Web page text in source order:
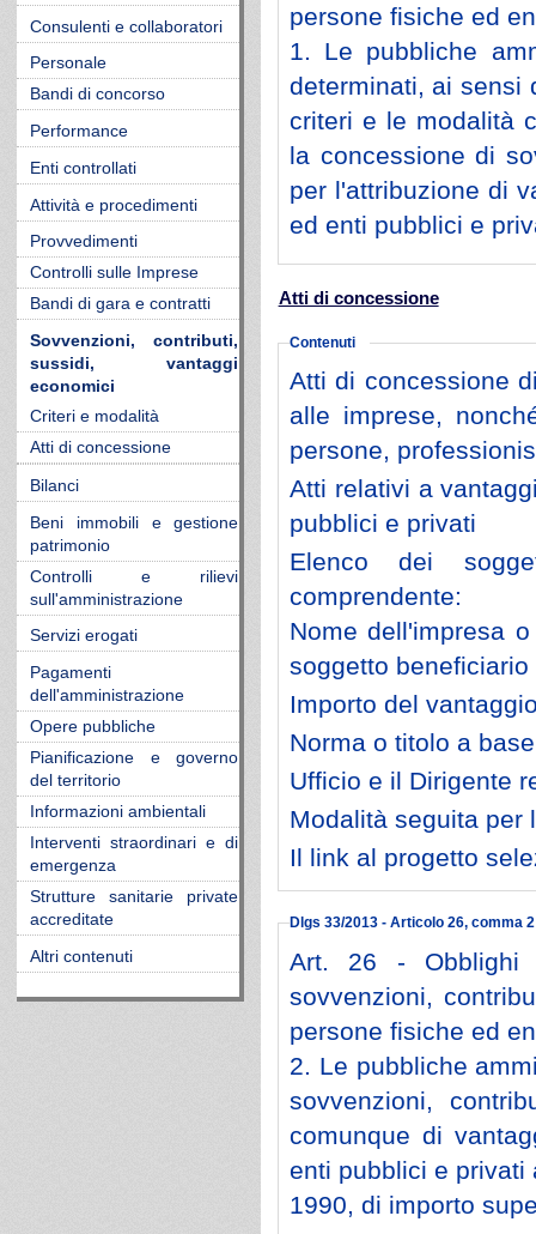
Consulenti e collaboratori
Personale
Bandi di concorso
Performance
Enti controllati
Attività e procedimenti
Provvedimenti
Controlli sulle Imprese
Bandi di gara e contratti
Sovvenzioni, contributi,
sussidi, vantaggi
economici
Criteri e modalità
Atti di concessione
Bilanci
Beni immobili e gestione
patrimonio
Controlli e rilievi
sull'amministrazione
Servizi erogati
Pagamenti
dell'amministrazione
Opere pubbliche
Pianificazione e governo
del territorio
Informazioni ambientali
Interventi straordinari e di
emergenza
Strutture sanitarie private
accreditate
Altri contenuti
persone fisiche ed
1. Le pubbliche
determinati, ai sensi
criteri e le modalità
la concessione di
per l'attribuzione di
ed enti pubblici e
Atti di concessione
Contenuti
Atti di concessione
alle imprese,
persone,
Atti relativi a
pubblici e privati
Elenco dei
comprendente:
Nome dell'impresa
soggetto beneficiario
Importo del
Norma o titolo a
Ufficio e il Dirigente
Modalità seguita per
Il link al progetto
Dlgs 33/2013 - Articolo 26, comma
Art. 26 - Obblighi
sovvenzioni,
persone fisiche ed
2. Le pubbliche
sovvenzioni,
comunque di
enti pubblici e privati
1990, di importo